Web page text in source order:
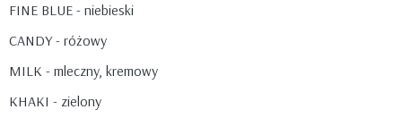
FINE BLUE - niebieski
CANDY - różowy
MILK - mleczny, kremowy
KHAKI - zielony